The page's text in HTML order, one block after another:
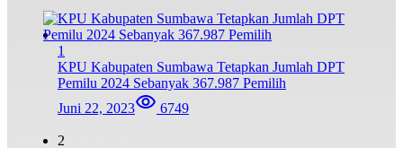
1
KPU Kabupaten Sumbawa Tetapkan Jumlah DPT
Pemilu 2024 Sebanyak 367.987 Pemilih
Juni 22, 2023
6749
2